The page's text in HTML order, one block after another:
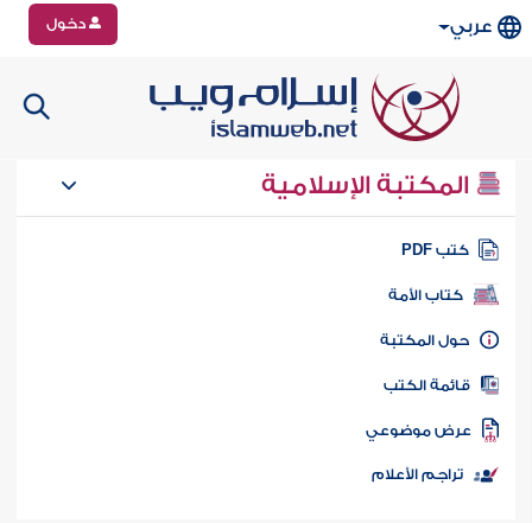
عربي دخول
المكتبة الإسلامية
كتب PDF
كتاب الأمة
المكتبة
الكتب
موضوعي